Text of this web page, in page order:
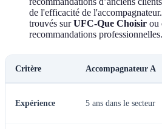
de l'efficacité de
trouvés surUFC-Que Choisir ou
recommandations professionnelles.
Critère Accompagnateur A
Expérience 5 ans dans le secteur